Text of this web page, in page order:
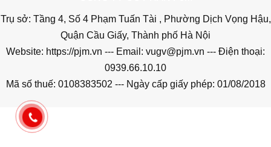
Trụ sở: Tầng 4, Số 4 Phạm Tuấn Tài , Phường Dịch Vọng Hậu,
Quận Cầu Giấy, Thành phố Hà Nội
Website: https://pjm.vn --- Email: vugv@pjm.vn --- Điện thoại:
0939.66.10.10
Mã số thuế: 0108383502 --- Ngày cấp giấy phép: 01/08/2018